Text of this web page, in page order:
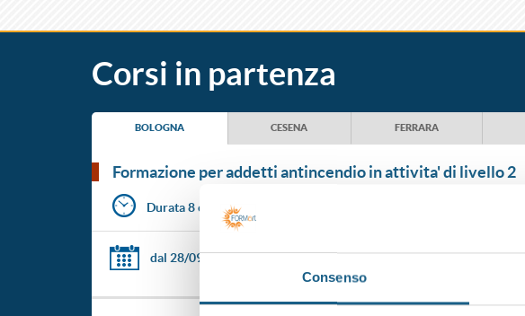
Consenso
Corsi in partenza
BOLOGNA CESENA FERRARA
formazione per addetti antincendio in attivita' di livello 2
Durata 8 ore
dal 28/09/2026al 28/09/2026